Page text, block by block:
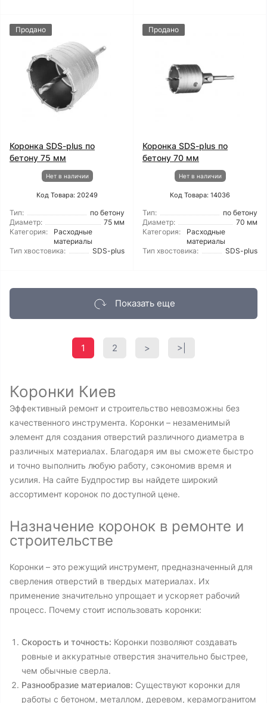
Продано
Коронка SDS-plus по
бетону 75 мм
Нет в наличии
Код Товара: 20249
Тип:
по бетону
Диаметр:
75 мм
Категория:
Расходные
материалы
Тип хвостовика:
SDS-plus
Продано
Коронка SDS-plus по
бетону 70 мм
Нет в наличии
Код Товара: 14036
Тип:
по бетону
Диаметр:
70 мм
Категория:
Расходные
материалы
Тип хвостовика:
SDS-plus
Показать еще
1 2 > >|
Коронки Киев
Эффективный ремонт и строительство невозможны без
качественного инструмента. Коронки – незаменимый
элемент для создания отверстий различного диаметра в
различных материалах. Благодаря им вы сможете быстро
и точно выполнить любую работу, сэкономив время и
усилия. На сайте Будпростир вы найдете широкий
ассортимент коронок по доступной цене.
Назначение коронок в ремонте и
строительстве
Коронки – это режущий инструмент, предназначенный для
сверления отверстий в твердых материалах. Их
применение значительно упрощает и ускоряет рабочий
процесс. Почему стоит использовать коронки:
Скорость и точность: Коронки позволяют создавать
ровные и аккуратные отверстия значительно быстрее,
чем обычные сверла.
Разнообразие материалов: Существуют коронки для
работы с бетоном, металлом, деревом, керамогранитом